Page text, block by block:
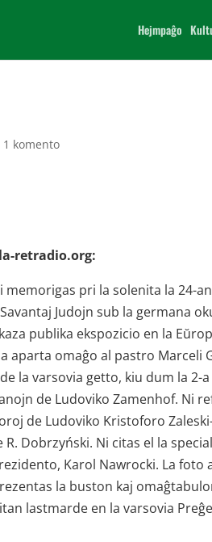
Hejmpaĝo
1 komento
retradio.org:
memorigas pri la solenita la 24-
Judojn sub la germana
publika ekspozicio en la
aparta omaĝo al pastro Marceli
la varsovia getto, kiu dum la 2-
de Ludoviko Zamenhof. Ni
de Ludoviko Kristoforo
Dobrzyński. Ni citas el la
Karol Nawrocki. La foto
la buston kaj
lastmarde en la varsovia